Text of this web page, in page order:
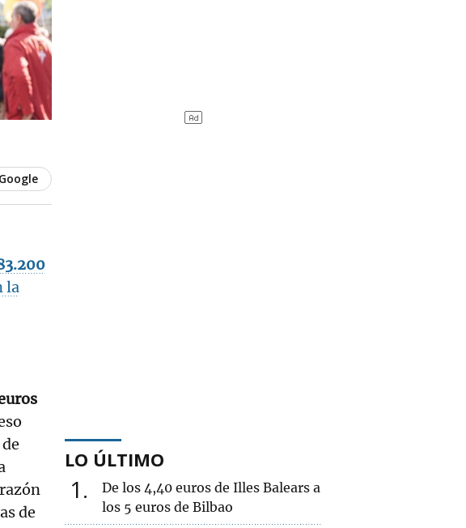
la
de
LO ÚLTIMO
1
De los 4,40 euros de Illes Balears a
los 5 euros de Bilbao